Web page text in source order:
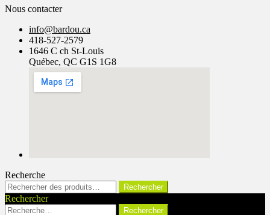
Nous contacter
info@bardou.ca
418-527-2579
1646 C ch St-Louis
Québec, QC G1S 1G8
Recherche
Rechercher :
Rechercher
Rechercher
Rechercher :